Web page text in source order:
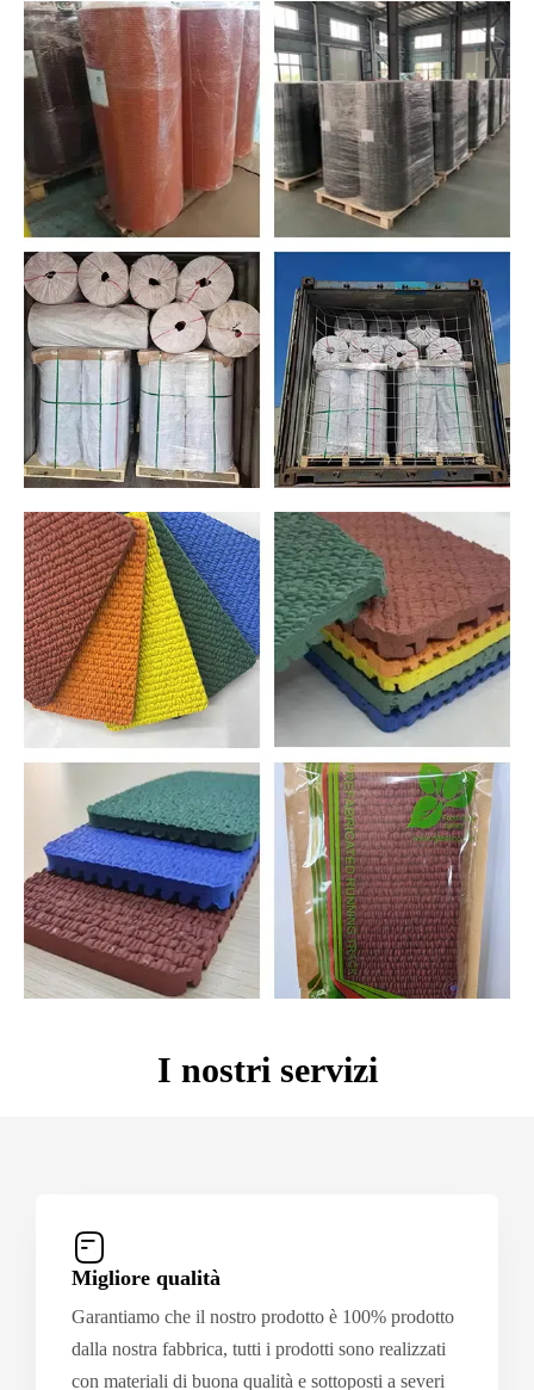
I nostri servizi
Migliore qualità
Garantiamo che il nostro prodotto è 100% prodotto
dalla nostra fabbrica, tutti i prodotti sono realizzati
con materiali di buona qualità e sottoposti a severi